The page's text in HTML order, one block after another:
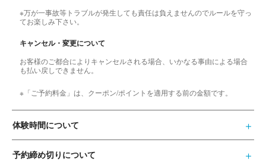
※万が一事故等トラブルが発生しても責任は負えませんのでルールを守っ
てお楽しみ下さい。
キャンセル・変更について
お客様のご都合によりキャンセルされる場合、いかなる事由による場合
も払い戻しできません。
※「ご予約料金」は、クーポン/ポイントを適用する前の金額です。
体験時間について
予約締め切りについて